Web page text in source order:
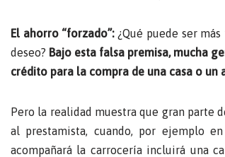
El ahorro “forzado”:¿Qué puede ser
deseo? Bajo esta falsa premisa, mucha
crédito para la compra de una casa o un
Pero la realidad muestra que gran parte
al prestamista, cuando, por ejemplo
acompañará la carrocería incluirá una